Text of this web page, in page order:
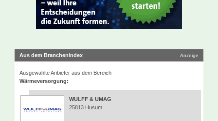
Aus dem Branchenindex Anzeige
Ausgewählte Anbieter aus dem Bereich
Wärmeversorgung:
WULFF & UMAG
25813 Husum